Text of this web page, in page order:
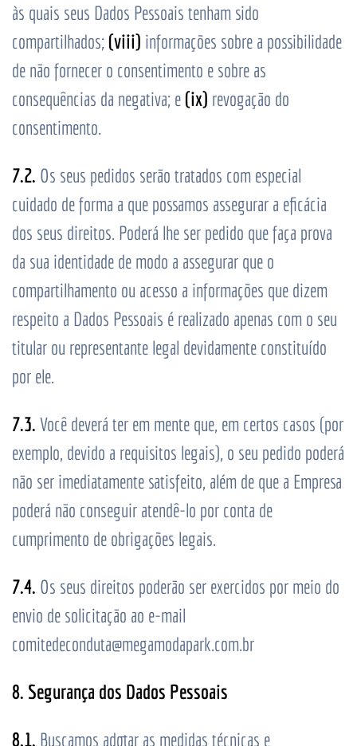
às quais seus Dados Pessoais tenham sido
compartilhados; (viii) informações sobre a possibilidade
de não fornecer o consentimento e sobre as
consequências da negativa; e(ix) revogação do
consentimento.
7.2. Os seus pedidos serão tratados com especial
cuidado de forma a que possamos assegurar a eficácia
dos seus direitos. Poderá lhe ser pedido que faça prova
da sua identidade de modo a assegurar que o
compartilhamento ou acesso a informações que dizem
respeito a Dados Pessoais é realizado apenas com o seu
titular ou representante legal devidamente constituído
por ele.
7.3. Você deverá ter em mente que, em certos casos (por
exemplo, devido a requisitos legais), o seu pedido poderá
não ser imediatamente satisfeito, além de que a Empresa
poderá não conseguir atendê-lo por conta de
cumprimento de obrigações legais.
7.4. Os seus direitos poderão ser exercidos por meio do
envio de solicitação ao e-mail
comitedeconduta@megamodapark.com.br
8. Segurança dos Dados Pessoais
8.1. Buscamos adotar as medidas técnicas e